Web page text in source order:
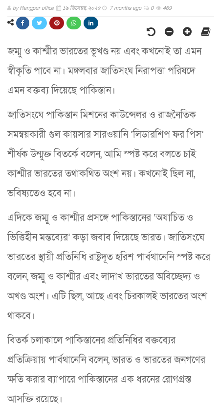
byRangpur office ১৯ ডিসেম্বর, ২০২৫ 7 months ago 0 469
জম্মু ও কাশ্মীর ভারতের ভূখণ্ড নয় এবং কখনোই তা এমন
স্বীকৃতি পাবে না। মঙ্গলবার জাতিসংঘ নিরাপত্তা পরিষদে
এমন বক্তব্য দিয়েছে পাকিস্তান।
জাতিসংঘে পাকিস্তান মিশনের কাউন্সেলর ও রাজনৈতিক
সমন্বয়কারী গুল কায়সার সারওয়ানি ‘লিডারশিপ ফর পিস’
শীর্ষক উন্মুক্ত বিতর্কে বলেন, আমি স্পষ্ট করে বলতে চাই
কাশ্মীর ভারতের তথাকথিত অংশ নয়। কখনোই ছিল না,
ভবিষ্যতেও হবে না।
এদিকে জম্মু ও কাশ্মীর প্রসঙ্গে পাকিস্তানের ‘অযাচিত ও
ভিত্তিহীন মন্তব্যের’ কড়া জবাব দিয়েছে ভারত। জাতিসংঘে
ভারতের স্থায়ী প্রতিনিধি রাষ্ট্রদূত হরিশ পার্বথানেনি স্পষ্ট করে
বলেন, জম্মু ও কাশ্মীর এবং লাদাখ ভারতের অবিচ্ছেদ্য ও
অখণ্ড অংশ। এটি ছিল, আছে এবং চিরকালই ভারতের অংশ
থাকবে।
বিতর্ক চলাকালে পাকিস্তানের প্রতিনিধির বক্তব্যের
প্রতিক্রিয়ায় পার্বথানেনি বলেন, ভারত ও ভারতের জনগণের
ক্ষতি করার ব্যাপারে পাকিস্তানের এক ধরনের রোগগ্রস্ত
আসক্তি রয়েছে।